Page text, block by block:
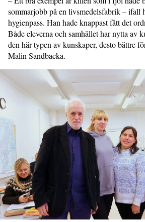
sommarjobb på en livsmedelsfabrik – ifall
hygienpass. Han hade knappast fått det
Både eleverna och samhället har nytta av
den här typen av kunskaper, desto bättre
Malin Sandbacka.